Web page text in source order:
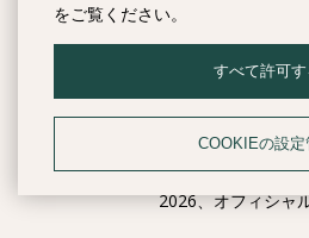
をご覧ください。
すべて許可す
COOKIEの設定
© アパートスヴェトラ
2026、オフィシャ